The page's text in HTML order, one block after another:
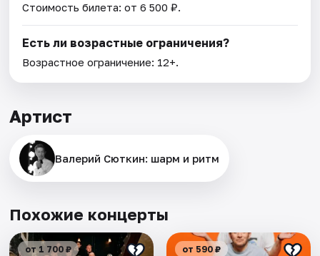
Стоимость билета: от 6 500 ₽.
Есть ли возрастные ограничения?
Возрастное ограничение: 12+.
Артист
Валерий Сюткин: шарм и ритм
Похожие концерты
от 1 700 ₽ от 590 ₽